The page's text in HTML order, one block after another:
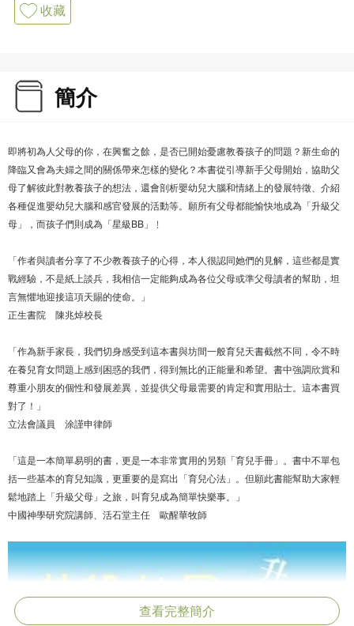
收藏
簡介
即將初為人父母的你，在興奮之餘，是否已開始憂慮教養孩子的問題？新生命的
降臨又會為夫婦之間的關係帶來怎樣的變化？本書從引導新手父母開始，協助父
母了解彼此對教養孩子的想法，還會剖析嬰幼兒大腦和情緒上的發展特徵、介紹
各種促進嬰幼兒大腦和感官發展的活動等。願所有父母都能愉快地成為「升級父
母」，而孩子們則成為「星級BB」﹗
「作者與讀者分享了不少教養孩子的心得，本人很認同她們的見解，這些都是實
戰經驗，不是紙上談兵，我相信一定能夠成為各位父母或準父母讀者的幫助，坦
言無懼地迎接這項天賜的使命。」
正生書院 陳兆焯校長
「作為新手家長，我們切身感受到這本書與坊間一般育兒天書截然不同，令不時
在養兒育女問題上感到困惑的我們，得到無比的正能量和希望。書中強調欣賞和
尊重小朋友的個性和發展差異，並提供父母最需要的肯定和實用貼士。這本書買
對了！」
立法會議員 涂謹申律師
「這是一本簡單易明的書，更是一本非常實用的另類「育兒手冊」。書中不單包
括一些基本的育兒知識，更重要的是寫出「育兒心法」。但願此書能幫助大家輕
鬆地踏上「升級父母」之旅，叫育兒成為簡單快樂事。」
中國神學研究院講師、活石堂主任 歐醒華牧師
查看完整簡介